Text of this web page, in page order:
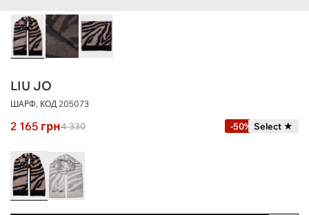
LIU JO
ШАРФ, КОД 205073
2 165 грн4 330 -50% Select ★